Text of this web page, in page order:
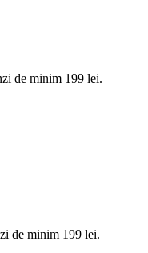
de minim 199 lei.
de minim 199 lei.